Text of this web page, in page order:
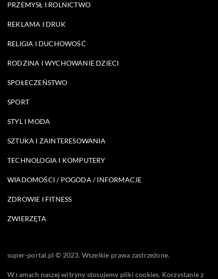
PRZEMYSŁ I ROLNICTWO
REKLAMA I DRUK
RELIGIA I DUCHOWOŚĆ
RODZINA I WYCHOWANIE DZIECI
SPOŁECZEŃSTWO
SPORT
STYL I MODA
SZTUKA I ZAINTERESOWANIA
TECHNOLOGIA I KOMPUTERY
WIADOMOŚCI / POGODA / INFORMACJE
ZDROWIE I FITNESS
ZWIERZĘTA
super-portal.pl © 2023. Wszelkie prawa zastrzeżone.
W ramach naszej witryny stosujemy pliki cookies. Korzystanie z